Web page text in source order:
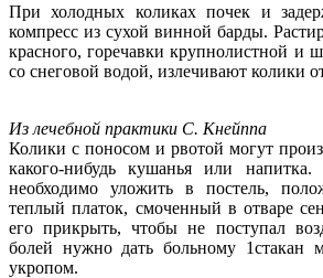
При холодных коликах почек и
компресс из сухой винной барды.
красного, горечавки крупнолистной и
со снеговой водой, излечивают колики
Из лечебной практики С. Кнейппа
Колики с поносом и рвотой могут
какого-нибудь кушанья или
необходимо уложить в постель,
теплый платок, смоченный в отваре
его прикрыть, чтобы не поступал
болей нужно дать больному 1стакан
укропом.